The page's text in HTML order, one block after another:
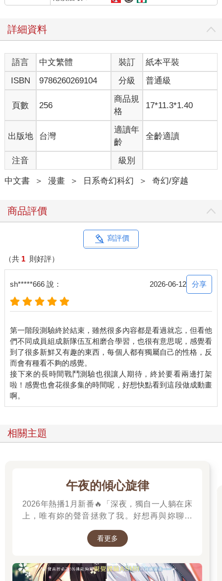
詳細資料
語言 中文繁體 裝訂
紙本平裝
ISBN
9786260269104 分級 普通級
頁數 256
商品規
格
17*11.3*1.40
出版地 台灣
適讀年
齡
全齡適讀
注音 級別
中文書 ＞ 漫畫 ＞ 日系奇幻科幻 ＞ 奇幻/穿越
商品評價
寫評價
（共 1 則好評）
sh*****666 說： 2026-06-12 分享
第一階段測驗終於結束，雖然很多內容都是看過就忘，但看他
們不同成員組成新隊伍互相磨合學習，也很有意思呢，感覺看
到了很多新鮮又有趣的東西，每個人都有獨屬自己的性格，反
而會有種看不夠的感覺。
接下來的長時間戰鬥測驗也很讓人期待，終於要看兩邊打架
啦！感覺也會花很多集的時間呢，好想快點看到這段做成動畫
相關主題
午夜的傾心旋律
2026年熱播1月新番🔥「深夜，獨自一人躺在床
上，唯有妳的聲音拯救了我。好想再與妳聊一
尋找一個長相成謎、本名不詳，化名為「阿波
看更多